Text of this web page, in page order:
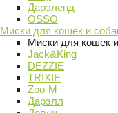
Дарэленд
OSSO
Миски для кошек и
Миски для кошек
Jack&King
DEZZIE
TRIXIE
Zoo-M
Дарэлл